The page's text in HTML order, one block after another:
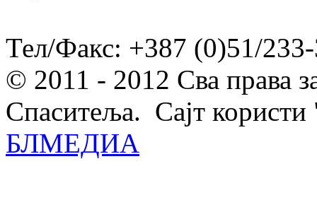
Тел/Факс: +387 (0)51/
© 2011 - 2012 Сва права
Спаситеља. Сајт
БЛМЕДИА